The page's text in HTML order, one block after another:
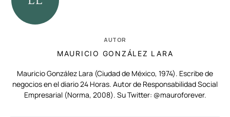
AUTOR
MAURICIO GONZÁLEZ LARA
Mauricio González Lara (Ciudad de México, 1974). Escribe de
negocios en el diario 24 Horas. Autor de Responsabilidad Social
Empresarial (Norma, 2008). Su Twitter: @mauroforever.